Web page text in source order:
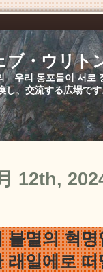
ブ・ウリト
우리 동포들이 서로
し、交流する広場で
12th,
불멸의 혁
래일에로